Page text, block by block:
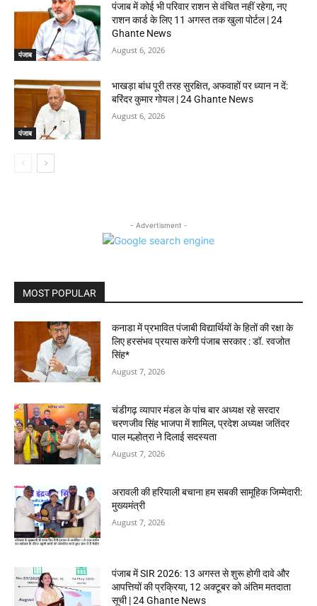
पंजाब
पंजाब में कोई भी परिवार राशन से वंचित नहीं रहेगा, नए
राशन कार्ड के लिए 11 अगस्त तक खुला पोर्टल | 24
Ghante News
August 6, 2026
पंजाब
भाखड़ा बांध पूरी तरह सुरक्षित, अफवाहों पर ध्यान न दें:
बरिंदर कुमार गोयल | 24 Ghante News
August 6, 2026
- Advertisment -
MOST POPULAR
कनाडा में प्रभावित पंजाबी विद्यार्थियों के हितों की रक्षा के
लिए हरसंभव प्रयास करेगी पंजाब सरकार : डॉ. रवजोत
सिंह*
August 7, 2026
चंडीगढ़ व्यापार मंडल के पांच बार अध्यक्ष रहे सरदार
चरणजीव सिंह भाजपा में शामिल, प्रदेश अध्यक्ष जतिंदर
पाल मल्होत्रा ने दिलाई सदस्यता
August 7, 2026
अरावली की हरियाली बचाना हम सबकी सामूहिक जिम्मेदारी:
मुख्यमंत्री
August 7, 2026
पंजाब में SIR 2026: 13 अगस्त से शुरू होगी दावे और
आपत्तियों की प्रक्रिया, 12 अक्टूबर को अंतिम मतदाता
सूची | 24 Ghante News